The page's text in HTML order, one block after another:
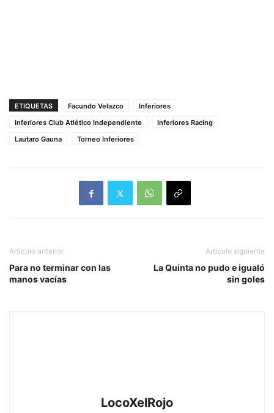
ETIQUETAS Facundo Velazco
Inferiores
Inferiores Club Atlético Independiente
Inferiores Racing
Lautaro Gauna
Torneo Inferiores
Artículo anterior
Para no terminar con las
manos vacías
Artículo siguiente
La Quinta no pudo e igualó
sin goles
LocoXelRojo